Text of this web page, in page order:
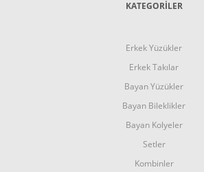
KATEGORİLER
Erkek Yüzükler
Erkek Takılar
Bayan Yüzükler
Bayan Bileklikler
Bayan Kolyeler
Setler
Kombinler